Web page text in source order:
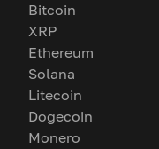
Bitcoin
XRP
Ethereum
Solana
Litecoin
Dogecoin
Monero